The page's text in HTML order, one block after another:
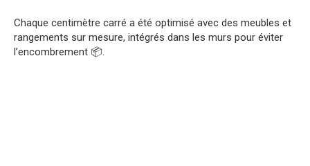
Chaque centimètre carré a été optimisé avec des meubles et
rangements sur mesure, intégrés dans les murs pour éviter
l’encombrement 📦.